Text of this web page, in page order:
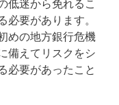
低迷から免れるこ
要があります。
めの地方銀行危機
備えてリスクをシ
必要があったこと